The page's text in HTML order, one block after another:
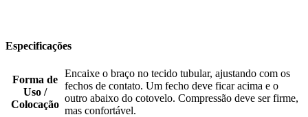
Especificações
Forma de
Uso /
Colocação
Encaixe o braço no tecido tubular, ajustando com os
fechos de contato. Um fecho deve ficar acima e o
outro abaixo do cotovelo. Compressão deve ser firme,
mas confortável.